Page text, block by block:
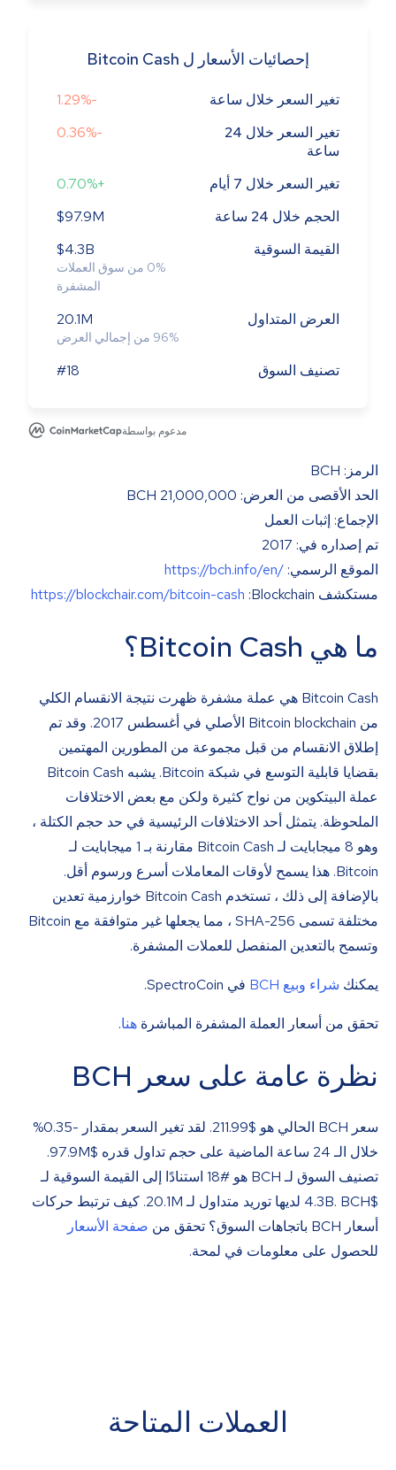
إحصائيات الأسعار ل Bitcoin Cash
تغير السعر خلال ساعة
-1.29%
تغير السعر خلال 24
ساعة
-0.36%
تغير السعر خلال 7 أيام
+0.70%
الحجم خلال 24 ساعة
$97.9M
القيمة السوقية
$4.3B
0%
من سوق العملات
المشفرة
العرض المتداول 20.1M
96% من إجمالي العرض
تصنيف السوق #18
مدعوم بواسطة
الرمز: BCH
الحد الأقصى من العرض: 21,000,000 BCH
الإجماع: إثبات العمل
تم إصداره في: 2017
الموقع الرسمي: https://bch.info/en/
مستكشف Blockchain:
https://blockchair.com/bitcoin-cash
ما هي Bitcoin Cash؟
Bitcoin Cash هي عملة مشفرة ظهرت نتيجة الانقسام الكلي
من Bitcoin blockchain الأصلي في أغسطس 2017. وقد تم
إطلاق الانقسام من قبل مجموعة من المطورين المهتمين
بقضايا قابلية التوسع في شبكة Bitcoin. يشبه Bitcoin Cash
عملة البيتكوين من نواح كثيرة ولكن مع بعض الاختلافات
الملحوظة. يتمثل أحد الاختلافات الرئيسية في حد حجم الكتلة ،
وهو 8 ميجابايت لـ Bitcoin Cash مقارنة بـ 1 ميجابايت لـ
Bitcoin. هذا يسمح لأوقات المعاملات أسرع ورسوم أقل.
بالإضافة إلى ذلك ، تستخدم Bitcoin Cash خوارزمية تعدين
مختلفة تسمى SHA-256 ، مما يجعلها غير متوافقة مع Bitcoin
وتسمح بالتعدين المنفصل للعملات المشفرة.
يمكنك شراء وبيع BCH في SpectroCoin.
تحقق من أسعار العملة المشفرة المباشرة هنا.
نظرة عامة على سعر BCH
سعر BCH الحالي هو $
211.99
. لقد تغير السعر بمقدار -0.35%
خلال الـ 24 ساعة الماضية على حجم تداول قدره $97.9M.
تصنيف السوق لـ BCH هو #18 استنادًا إلى القيمة السوقية لـ
$4.3B. BCH لديها توريد متداول لـ 20.1M. كيف ترتبط حركات
أسعار BCH باتجاهات السوق؟ تحقق من
صفحة الأسعار
للحصول على معلومات في لمحة.
العملات المتاحة